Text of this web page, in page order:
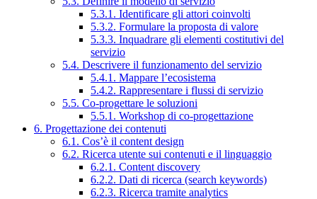
5.3.1. Identificare gli attori coinvolti
5.3.2. Formulare la proposta di valore
5.3.3. Inquadrare gli elementi costitutivi del
servizio
5.4. Descrivere il funzionamento del servizio
5.4.1. Mappare l’ecosistema
5.4.2. Rappresentare i flussi di servizio
5.5. Co-progettare le soluzioni
5.5.1. Workshop di co-progettazione
6. Progettazione dei contenuti
6.1. Cos’è il content design
6.2. Ricerca utente sui contenuti e il linguaggio
6.2.1. Content discovery
6.2.2. Dati di ricerca (search keywords)
6.2.3. Ricerca tramite analytics